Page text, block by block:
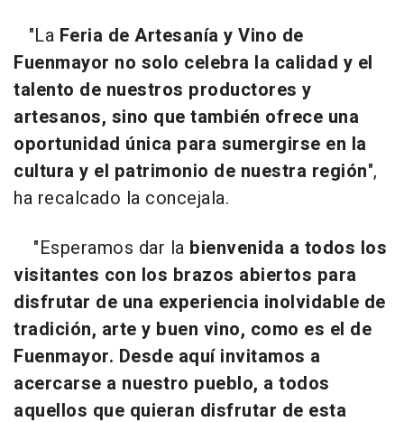
"La Feria de Artesanía y Vino de
Fuenmayor no solo celebra la calidad y el
talento de nuestros productores y
artesanos, sino que también ofrece una
oportunidad única para sumergirse en la
cultura y el patrimonio de nuestra región",
ha recalcado la concejala.
"Esperamos dar la bienvenida a todos los
visitantes con los brazos abiertos para
disfrutar de una experiencia inolvidable de
tradición, arte y buen vino, como es el de
Fuenmayor. Desde aquí invitamos a
acercarse a nuestro pueblo, a todos
aquellos que quieran disfrutar de esta